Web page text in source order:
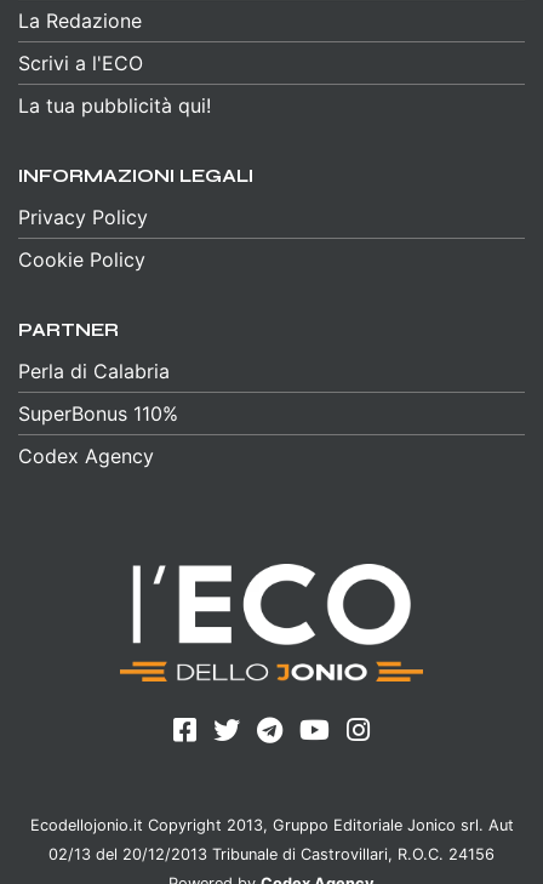
La Redazione
Scrivi a l'ECO
La tua pubblicità qui!
INFORMAZIONI LEGALI
Privacy Policy
Cookie Policy
PARTNER
Perla di Calabria
SuperBonus 110%
Codex Agency
Ecodellojonio.it Copyright 2013, Gruppo Editoriale Jonico srl. Aut
02/13 del 20/12/2013 Tribunale di Castrovillari, R.O.C. 24156